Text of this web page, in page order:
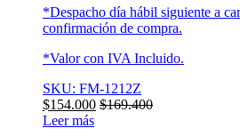
*Despacho día hábil siguiente a
confirmación de compra.
*Valor con IVA Incluido.
SKU: FM-1212Z
$154.000 $169.400
Leer más